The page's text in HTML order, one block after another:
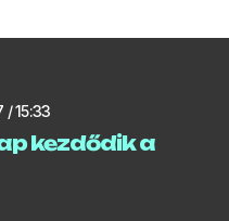
/ 15:33
kezdődik a